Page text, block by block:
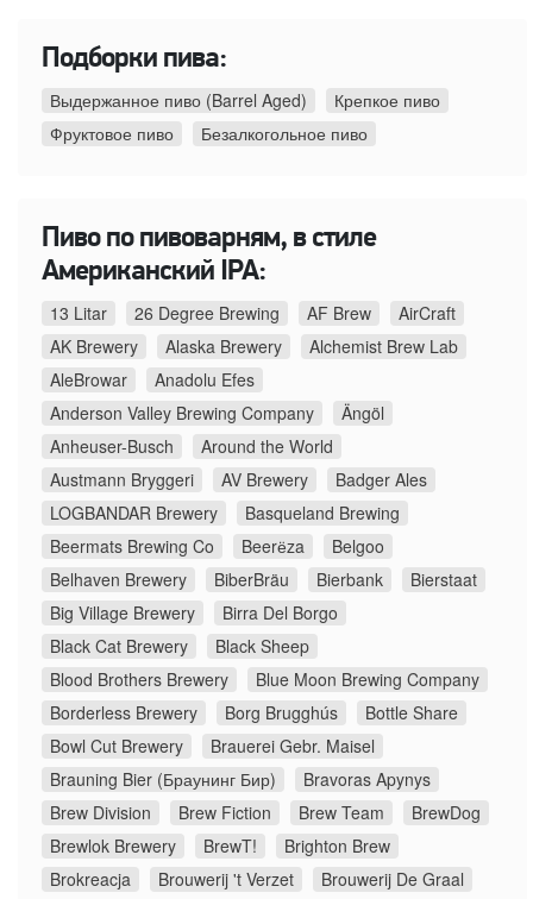
Подборки пива:
Выдержанное пиво (Barrel Aged)
Крепкое пиво
Фруктовое пиво
Безалкогольное пиво
Пиво по пивоварням, в стиле
Американский IPA:
13 Litar 26 Degree Brewing AF Brew
AirCraft
AK Brewery
Alaska Brewery
Alchemist Brew Lab
AleBrowar
Anadolu Efes
Anderson Valley Brewing Company
Ängöl
Anheuser-Busch
Around the World
Austmann Bryggeri
AV Brewery
Badger Ales
LOGBANDAR Brewery
Basqueland Brewing
Beermats Brewing Co
Beerёza
Belgoo
Belhaven Brewery
BiberBräu Bierbank
Bierstaat
Big Village Brewery
Birra Del Borgo
Black Cat Brewery
Black Sheep
Blood Brothers Brewery
Blue Moon Brewing Company
Borderless Brewery
Borg Brugghús
Bottle Share
Bowl Cut Brewery
Brauerei Gebr. Maisel
Brauning Bier (Браунинг Бир)
Bravoras Apynys
Brew Division
Brew Fiction Brew Team
BrewDog
Brewlok Brewery
BrewT!
Brighton Brew
Brokreacja
Brouwerij 't Verzet
Brouwerij De Graal